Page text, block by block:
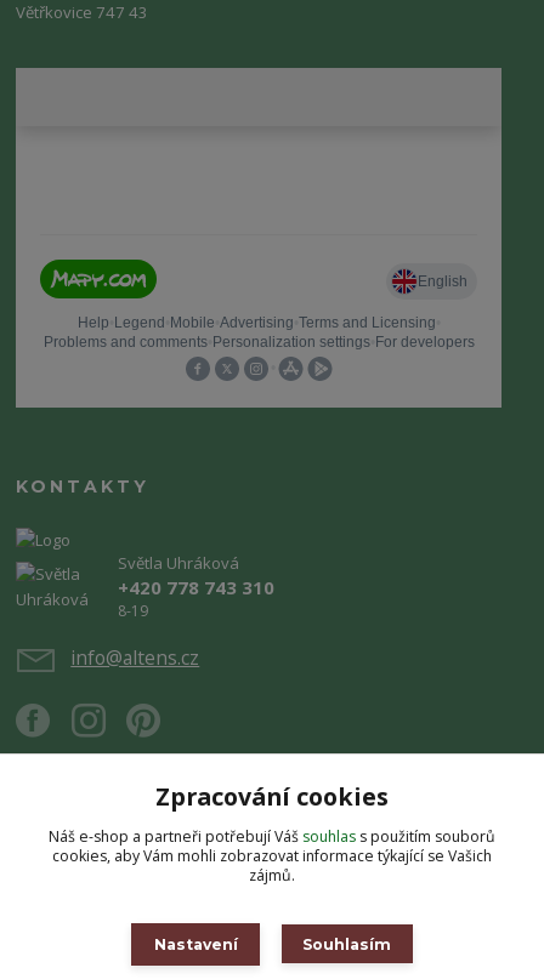
Větřkovice 747 43
KONTAKTY
Světla Uhráková
+420 778 743 310
8-19
info@altens.cz
Upravit sběr cookies.
Jakékoli užití obsahu bez souhlasu autora je zakázáno.
Vytvořeno na
Eshop-rychle.cz
Zpracování cookies
Náš e-shop a partneři potřebují Váš souhlas s použitím souborů
cookies, aby Vám mohli zobrazovat informace týkající se Vašich
zájmů.
Nastavení Souhlasím